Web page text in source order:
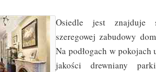
Osiedle jest znajduje
szeregowej zabudowy
Na podłogach w pokojach
jakości drewniany